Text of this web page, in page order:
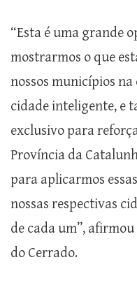
“Esta é uma grande
mostrarmos o que
nossos municípios
cidade inteligente, e
exclusivo para
Província da
para aplicarmos
nossas respectivas
de cada um”,
do Cerrado.